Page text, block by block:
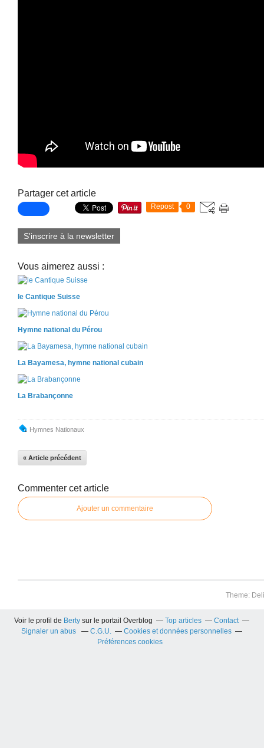
Partager cet article
Repost 0
S'inscrire à la newsletter
Vous aimerez aussi :
le Cantique Suisse
Hymne national du Pérou
La Bayamesa, hymne national cubain
La Brabançonne
Hymnes Nationaux
« Article précédent
Commenter cet article
Ajouter un commentaire
Theme:
Voir le profil de Berty sur le portail Overblog Top articles
Contact
Signaler un abus
C.G.U.
Cookies et données personnelles
Préférences cookies